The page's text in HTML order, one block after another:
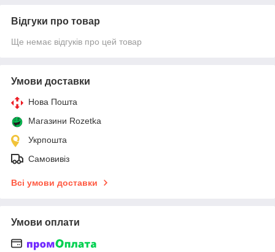
Відгуки про товар
Ще немає відгуків про цей товар
Умови доставки
Нова Пошта
Магазини Rozetka
Укрпошта
Самовивіз
Всі умови доставки
Умови оплати